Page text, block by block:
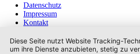
Datenschutz
Impressum
Kontakt
Diese Seite nutzt Website Tracking-
um ihre Dienste anzubieten, stetig zu